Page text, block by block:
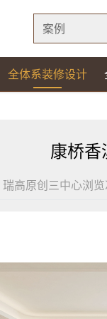
案例
全体系装修设计
康桥香
瑞高原创三中心浏